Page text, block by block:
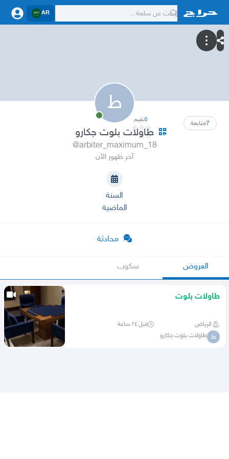
AR
ط
7متابعة 0تقييم
طاولات بلوت جكارو
@arbiter_maximum_18
آخر ظهور الآن
السنة
الماضية
محادثة
العروض سكوب
طاولات بلوت
الرياض قبل ٢٤ ساعة
ط طاولات بلوت جكارو